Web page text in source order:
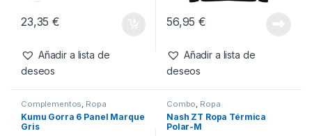
23,35€
Añadir a lista de
deseos
56,95€
Añadir a lista de
deseos
Complementos, Ropa
Kumu Gorra 6 Panel Marque
Gris
Combo, Ropa
Nash ZT Ropa Térmica
Polar-M